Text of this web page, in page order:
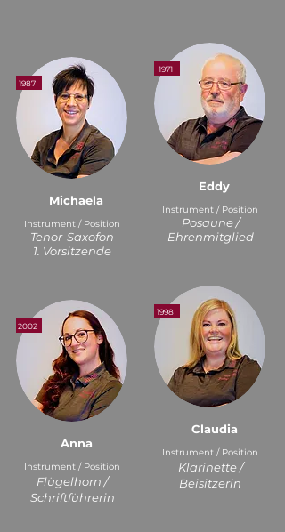
1987
Michaela
Instrument / Position
Tenor-Saxofon
1. Vorsitzende
2002
Anna
Instrument / Position
Flügelhorn /
Schriftführerin
1971
Eddy
Instrument / Position
Posaune /
Ehrenmitglied
1998
Claudia
Instrument / Position
Klarinette /
Beisitzerin